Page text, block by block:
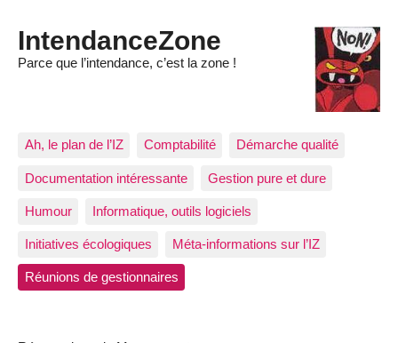
IntendanceZone
Parce que l’intendance, c’est la zone !
Ah, le plan de l’IZ Comptabilité Démarche qualité
Documentation intéressante Gestion pure et dure
Humour Informatique, outils logiciels
Initiatives écologiques Méta-informations sur l’IZ
Réunions de gestionnaires